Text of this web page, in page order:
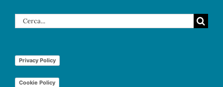
Cerca
Privacy Policy
Cookie Policy